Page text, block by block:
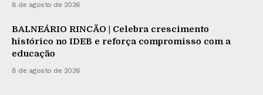
8 de agosto de 2026
BALNEÁRIO RINCÃO | Celebra crescimento
histórico no IDEB e reforça compromisso com a
educação
8 de agosto de 2026